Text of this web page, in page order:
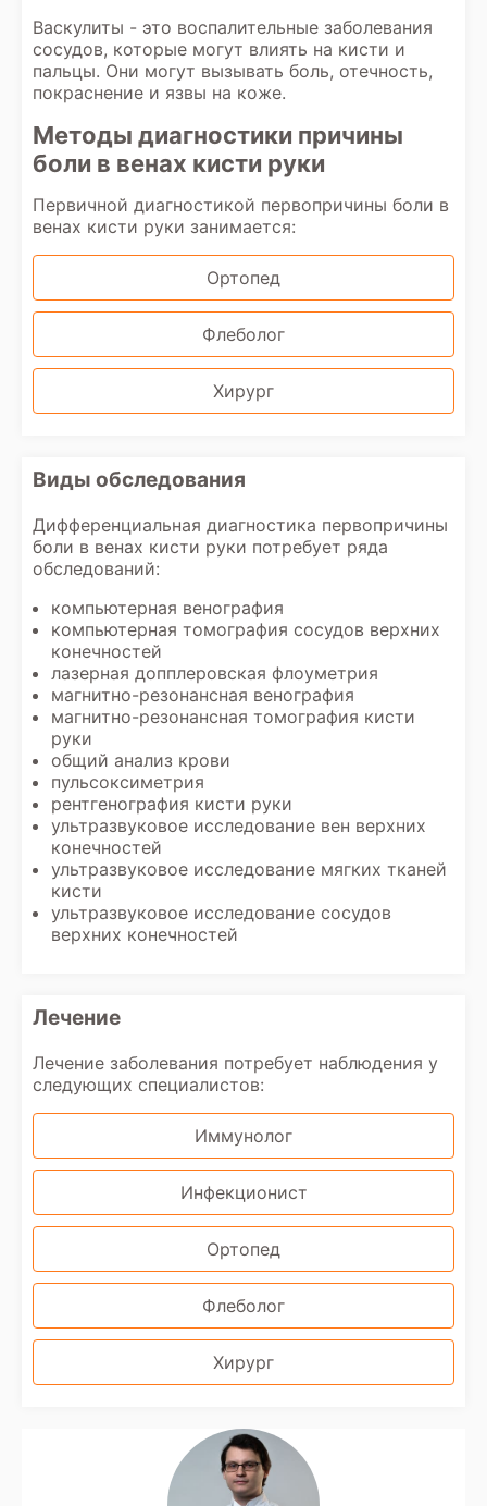
Васкулиты - это воспалительные заболевания
сосудов, которые могут влиять на кисти и
пальцы. Они могут вызывать боль, отечность,
покраснение и язвы на коже.
Методы диагностики причины
боли в венах кисти руки
Первичной диагностикой первопричины боли в
венах кисти руки занимается:
Ортопед
Флеболог
Хирург
Виды обследования
Дифференциальная диагностика первопричины
боли в венах кисти руки потребует ряда
обследований:
компьютерная венография
компьютерная томография сосудов верхних
конечностей
лазерная допплеровская флоуметрия
магнитно-резонансная венография
магнитно-резонансная томография кисти
руки
общий анализ крови
пульсоксиметрия
рентгенография кисти руки
ультразвуковое исследование вен верхних
конечностей
ультразвуковое исследование мягких тканей
кисти
ультразвуковое исследование сосудов
верхних конечностей
Лечение
Лечение заболевания потребует наблюдения у
следующих специалистов:
Иммунолог
Инфекционист
Ортопед
Флеболог
Хирург